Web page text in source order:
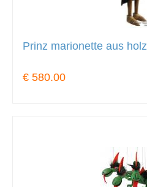
Prinz marionette aus holz
€ 580.00